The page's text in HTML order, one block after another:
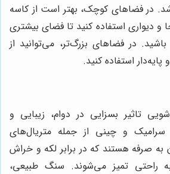
در فضاهای کوچک، بهتر است از کاسه
دیواری استفاده کنید تا فضای بیشتری
باشید. در فضاهای بزرگ‌تر، می‌توانید از
استفاده کنید.
تاثیر بسزایی در دوام، زیبایی و
و چینی از جمله متریال‌های
به صرفه هستند که در برابر لکه و خراش
راحتی تمیز می‌شوند. سنگ طبیعی،